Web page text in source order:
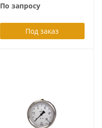
гидрозаполнением
По запросу
Под заказ